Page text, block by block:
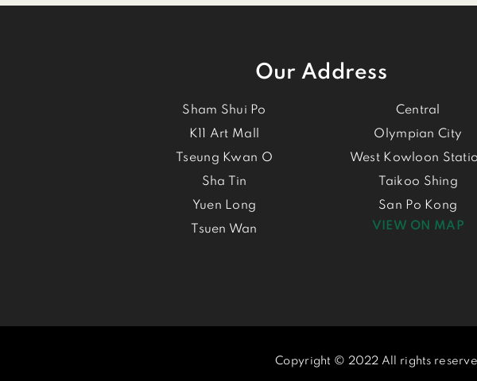
Our Address
Sham Shui Po
Central
K11 Art Mall
Olympian City
Tseung Kwan O
West Kowloon
Sha Tin
Taikoo Shing
Yuen Long
San Po Kong
Tsuen Wan
VIEW ON MAP
Copyright © 2022 All rights